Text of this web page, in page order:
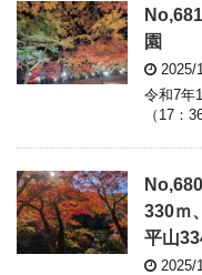
園
2025/
令和7
（17：
330ｍ
平山
2025/